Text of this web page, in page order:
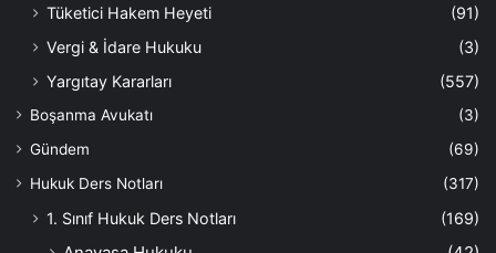
Tüketici Hakem Heyeti
(91)
Vergi & İdare Hukuku
(3)
Yargıtay Kararları
(557)
Boşanma Avukatı
(3)
Gündem
(69)
Hukuk Ders Notları
(317)
1. Sınıf Hukuk Ders Notları (169)